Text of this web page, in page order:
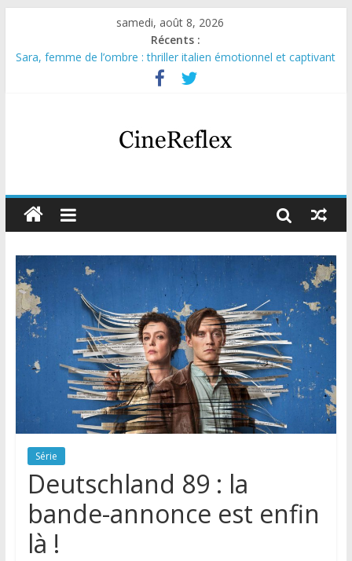
samedi, août 8, 2026
Récents :
Sara, femme de l’ombre : thriller italien émotionnel et captivant
Journal d’une fille larguée : nouvelle série suédoise sur Netflix
Aema : mini-série sur le tournage d’un film érotique devenu
Glass Heart : excellente série musicale avec Takeru Satō
Olympo, saison 1 : nouvelle série qui séduira les fans de
Série
Deutschland 89 : la
bande-annonce est enfin
là !